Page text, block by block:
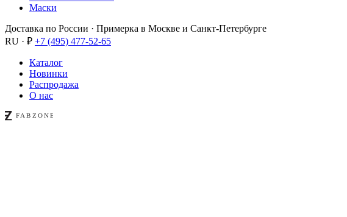
Маски
Доставка по России · Примерка в Москве и Санкт-Петербурге
RU · ₽ +7 (495) 477-52-65
Каталог
Новинки
Распродажа
О нас